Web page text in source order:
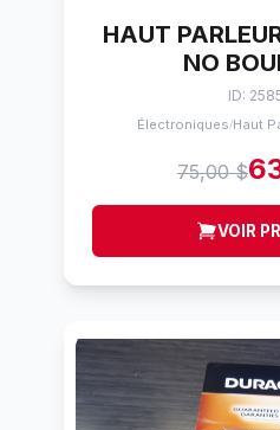
HAUT
NO
ID:
Électroniques/Haut
75,00 $
VOIR